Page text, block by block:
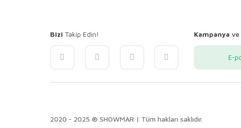
Bizi Takip Edin! Kampanya ve
2020 - 2025 ® SHOWMAR | Tüm hakları saklıdır.